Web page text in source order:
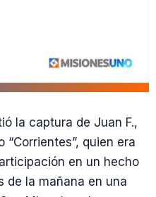
la captura de Juan F.,
quien era
en un hecho
de la mañana en una